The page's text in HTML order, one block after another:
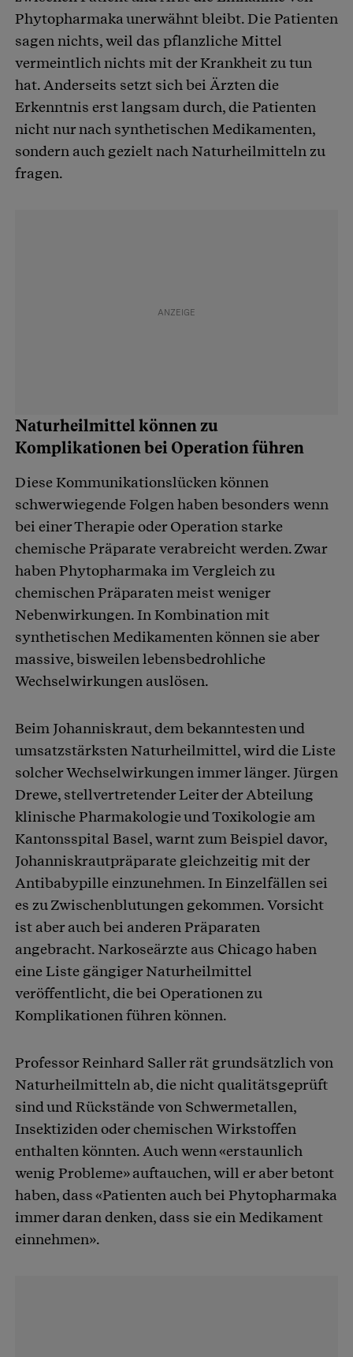
Phytopharmaka unerwähnt bleibt. Die Patienten
sagen nichts, weil das pflanzliche Mittel
vermeintlich nichts mit der Krankheit zu tun
hat. Anderseits setzt sich bei Ärzten die
Erkenntnis erst langsam durch, die Patienten
nicht nur nach synthetischen Medikamenten,
sondern auch gezielt nach Naturheilmitteln zu
fragen.
Naturheilmittel können zu
Komplikationen bei Operation führen
Diese Kommunikationslücken können
schwerwiegende Folgen haben besonders wenn
bei einer Therapie oder Operation starke
chemische Präparate verabreicht werden. Zwar
haben Phytopharmaka im Vergleich zu
chemischen Präparaten meist weniger
Nebenwirkungen. In Kombination mit
synthetischen Medikamenten können sie aber
massive, bisweilen lebensbedrohliche
Wechselwirkungen auslösen.
Beim Johanniskraut, dem bekanntesten und
umsatzstärksten Naturheilmittel, wird die Liste
solcher Wechselwirkungen immer länger. Jürgen
Drewe, stellvertretender Leiter der Abteilung
klinische Pharmakologie und Toxikologie am
Kantonsspital Basel, warnt zum Beispiel davor,
Johanniskrautpräparate gleichzeitig mit der
Antibabypille einzunehmen. In Einzelfällen sei
es zu Zwischenblutungen gekommen. Vorsicht
ist aber auch bei anderen Präparaten
angebracht. Narkoseärzte aus Chicago haben
eine Liste gängiger Naturheilmittel
veröffentlicht, die bei Operationen zu
Komplikationen führen können.
Professor Reinhard Saller rät grundsätzlich von
Naturheilmitteln ab, die nicht qualitätsgeprüft
sind und Rückstände von Schwermetallen,
Insektiziden oder chemischen Wirkstoffen
enthalten könnten. Auch wenn «erstaunlich
wenig Probleme» auftauchen, will er aber betont
haben, dass «Patienten auch bei Phytopharmaka
immer daran denken, dass sie ein Medikament
einnehmen».